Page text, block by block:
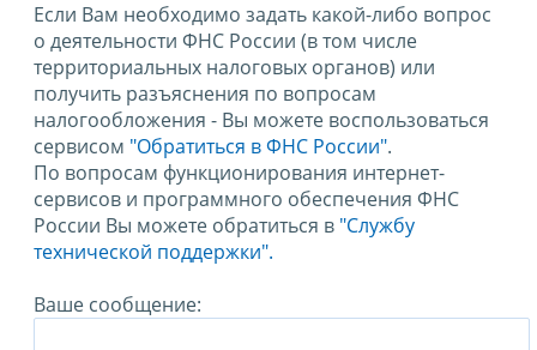
Если Вам необходимо задать какой-либо вопрос
о деятельности ФНС России (в том числе
территориальных налоговых органов) или
получить разъяснения по вопросам
налогообложения - Вы можете воспользоваться
сервисом "Обратиться в ФНС России".
По вопросам функционирования интернет-
сервисов и программного обеспечения ФНС
России Вы можете обратиться в "Службу
технической поддержки".
Ваше сообщение: